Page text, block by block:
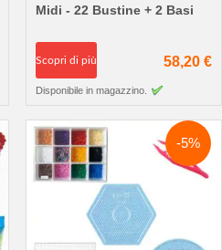
Midi - 22 Bustine + 2 Basi
Scopri di più 58,20 €
Disponibile in magazzino.
-5%